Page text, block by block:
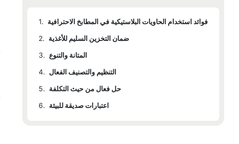
1. فوائد استخدام الحاويات البلاستيكية في المطابخ الاحترافية
2. ضمان التخزين السليم للأغذية
3. المتانة والتنوع
4. التنظيم والتصنيف الفعال
5. حل فعال من حيث التكلفة
6. اعتبارات صديقة للبيئة